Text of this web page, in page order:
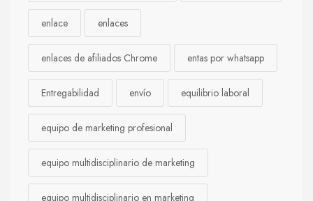
enlace enlaces
enlaces de afiliados Chrome entas por whatsapp
Entregabilidad envío equilibrio laboral
equipo de marketing profesional
equipo multidisciplinario de marketing
equipo multidisciplinario en marketing